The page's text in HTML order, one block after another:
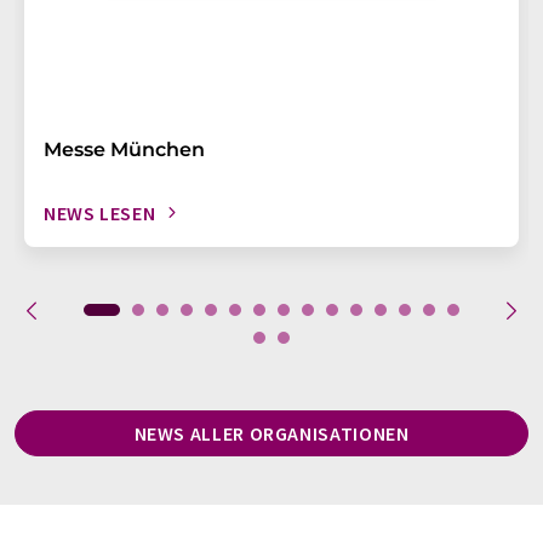
Messe München
NEWS LESEN
NEWS ALLER ORGANISATIONEN